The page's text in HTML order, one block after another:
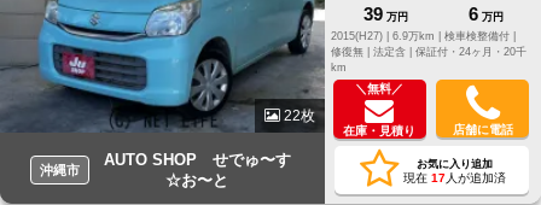
22枚
沖縄市
AUTO SHOP せでゅ〜す
☆お〜と
39 万円 6 万円
2015(H27) |
6.9万km |
検車検整備付 |
修復無 | 法定含 | 保証付・24ヶ月・20千
km
＼無料／
在庫・見積り 店舗に電話
お気に入り追加
現在 17人が追加済